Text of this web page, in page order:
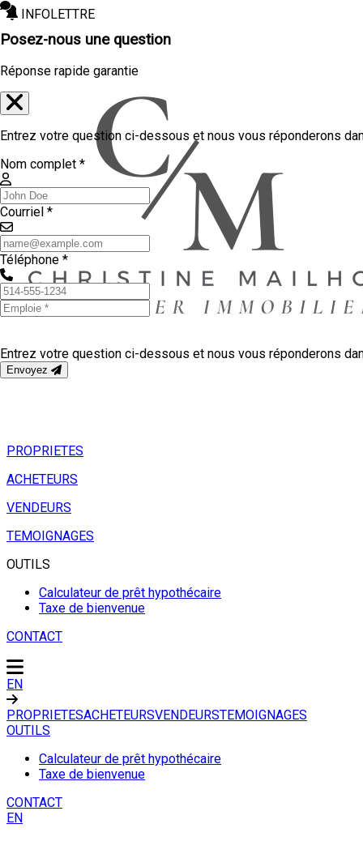
INFOLETTRE
PROPRIETES
ACHETEURS
VENDEURS
TEMOIGNAGES
OUTILS
Calculateur de prêt hypothécaire
Taxe de bienvenue
CONTACT
EN
PROPRIETESACHETEURSVENDEURSTEMOIGNAGES
OUTILS
Calculateur de prêt hypothécaire
Taxe de bienvenue
CONTACT
EN
Posez-nous une question
Réponse rapide garantie
Entrez votre question ci-dessous et nous vous réponderons
Nom complet *
Courriel *
Téléphone *
Entrez votre question ci-dessous et nous vous réponderons
Envoyez